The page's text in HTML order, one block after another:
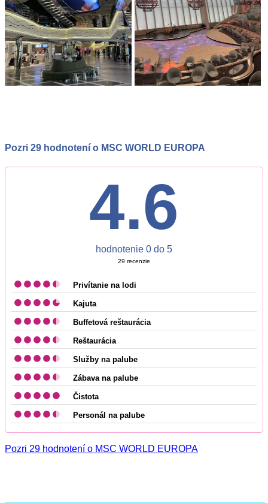
Pozri 29 hodnotení o MSC WORLD EUROPA
4.6
hodnotenie 0 do 5
29 recenzie
Privítanie na lodi
Kajuta
Buffetová reštaurácia
Reštaurácia
Služby na palube
Zábava na palube
Čistota
Personál na palube
Pozri 29 hodnotení o MSC WORLD EUROPA